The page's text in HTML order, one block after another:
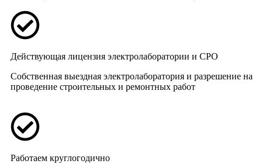
Действующая лицензия электролаборатории и СРО
Собственная выездная электролаборатория и разрешение на
проведение строительных и ремонтных работ
Работаем круглогодично